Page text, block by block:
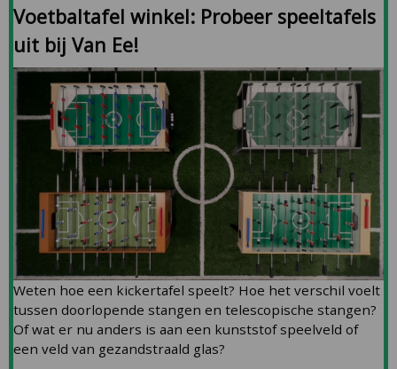
Voetbaltafel winkel: Probeer speeltafels
uit bij Van Ee!
Weten hoe een kickertafel speelt? Hoe het verschil voelt
tussen doorlopende stangen en telescopische stangen?
Of wat er nu anders is aan een kunststof speelveld of
een veld van gezandstraald glas?